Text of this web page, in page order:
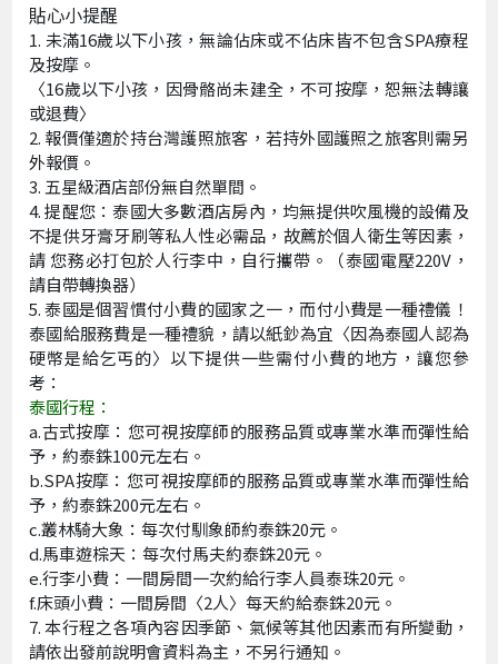
貼心小提醒
未滿16歲以下小孩，無論佔床或不佔床皆不包含SPA療程
及按摩。
〈16歲以下小孩，因骨骼尚未建全，不可按摩，恕無法轉讓
或退費〉
報價僅適於持台灣護照旅客，若持外國護照之旅客則需另
外報價。
五星級酒店部份無自然單間。
提醒您：泰國大多數酒店房內，均無提供吹風機的設備及
不提供牙膏牙刷等私人性必需品，故薦於個人衛生等因素，
請 您務必打包於人行李中，自行攜帶。（泰國電壓220V，
請自帶轉換器）
泰國是個習慣付小費的國家之一，而付小費是一種禮儀！
泰國給服務費是一種禮貌，請以紙鈔為宜〈因為泰國人認為
硬幣是給乞丐的〉以下提供一些需付小費的地方，讓您參
考：
泰國行程：
a.古式按摩：您可視按摩師的服務品質或專業水準而彈性給
予，約泰銖100元左右。
b.SPA按摩：您可視按摩師的服務品質或專業水準而彈性給
予，約泰銖200元左右。
c.叢林騎大象：每次付馴象師約泰銖20元。
d.馬車遊棕天：每次付馬夫約泰銖20元。
e.行李小費：一間房間一次約給行李人員泰珠20元。
f.床頭小費：一間房間〈2人〉每天約給泰銖20元。
7. 本行程之各項內容因季節、氣候等其他因素而有所變動，
請依出發前說明會資料為主，不另行通知。